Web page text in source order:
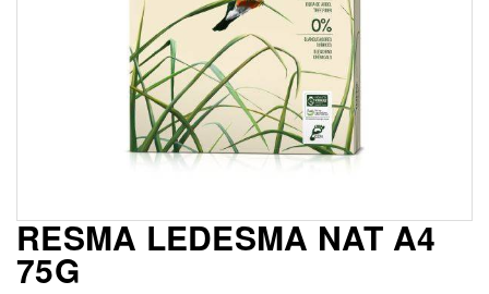
RESMA LEDESMA NAT A4
75G